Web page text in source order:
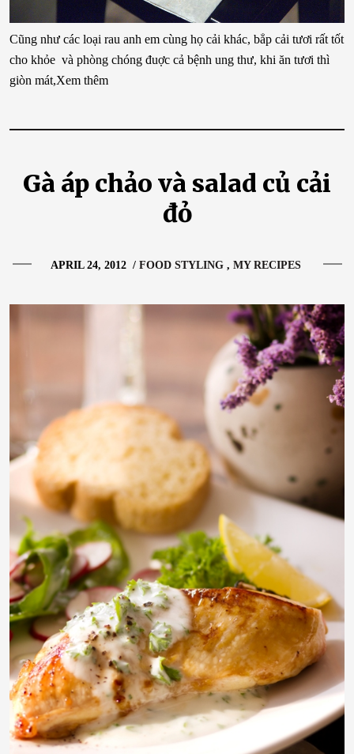
Cũng như các loại rau anh em cùng họ cải khác, bẳp cải tươi rất tốt
cho khỏe và phòng chóng đuợc cả bệnh ung thư, khi ăn tươi thì
giòn mát,Xem thêm
Gà áp chảo và salad củ cải
đỏ
APRIL 24, 2012/ FOOD STYLING MY RECIPES